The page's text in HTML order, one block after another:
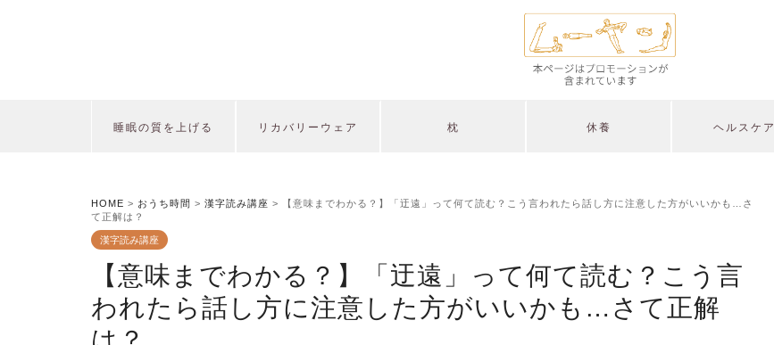
睡眠の質を上げる リカバリーウェア 枕 休養 ヘルスケア
HOME > おうち時間 > 漢字読み講座 >
【意味までわかる？】「迂遠」って何て読む？こう言われたら話し方に注意した方がいいかも…さ
て正解は？
漢字読み講座
【意味までわかる？】「迂遠」って何て読む？こう言
われたら話し方に注意した方がいいかも…さて正解